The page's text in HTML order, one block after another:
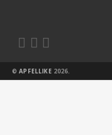
  
©APFELLIKE 2026.